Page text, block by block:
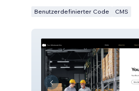
Benutzerdefinierter Code CMS